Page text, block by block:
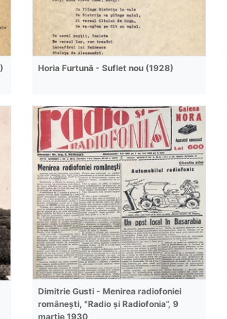
Horia Furtună - Suflet nou (1928)
Dimitrie Gusti - Menirea radiofoniei
românești, "Radio și Radiofonia”, 9
martie 1930